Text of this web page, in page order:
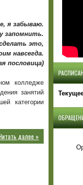
я забываю.
запомнить.
это,
навсегда.
пословица)
колледже
занятий
категории
далее »